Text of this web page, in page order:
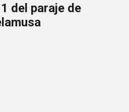
del paraje de